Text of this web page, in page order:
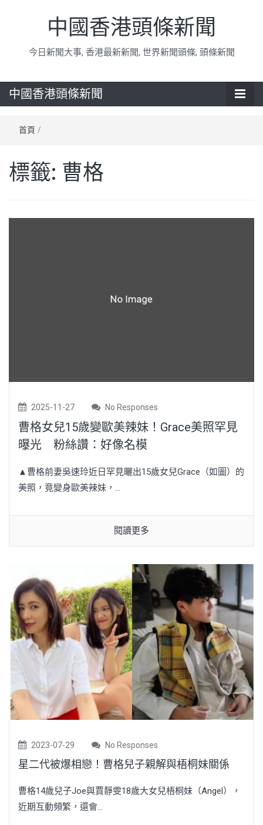
中國香港頭條新聞
今日新聞大事, 香港最新新聞, 世界新聞頭條, 頭條新聞
中國香港頭條新聞
首頁 /
標籤: 曹格
2025-11-27 No Responses
曹格女兒15歲變歐美辣妹！Grace美照罕見
曝光 粉絲讚：好像名模
▲曹格前妻吳速玲近日罕見曬出15歲女兒Grace（如圖）的
美照，竟變身歐美辣妹，...
閱讀更多
2023-07-29 No Responses
星二代被爆相戀！曹格兒子親解與梧桐妹關係
曹格14歲兒子Joe與賈靜雯18歲大女兒梧桐妹（Angel），
近期互動頻繁，還會...